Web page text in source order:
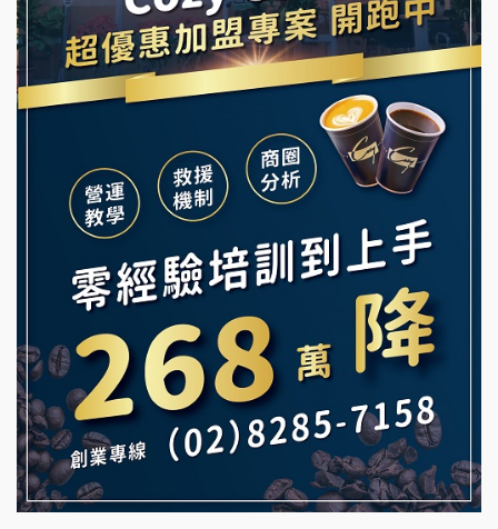
冰封仙果加盟說明會
Ramble Café 漫步藍咖啡加盟說明會
微風亭鐵板燒加盟說明會
鮮茶道加盟說明會
【曉妍美妝】誠徵行政櫃檯
自助洗衣店誠徵代洗收送人員(台中市)
MUSHEN徵SPA美容芳療師
日十。早午食加盟說明會
拾鑶火鍋加盟說明會
舒油頭加盟說明會
韓金量加盟說明會
Mr.Wish加盟說明會
白鬍泡泡 BOHO POPO加盟說明會
雞咕雞咕加盟說明會
TEA TOP加盟說明會
珍好味臭臭鍋加盟說明會
藍象廷泰式火鍋加盟說明會